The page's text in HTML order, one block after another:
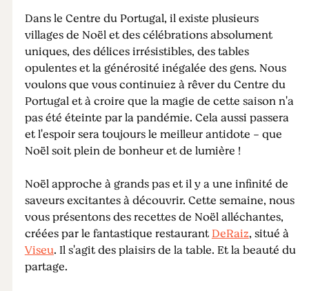
Dans le Centre du Portugal, il existe plusieurs
villages de Noël et des célébrations absolument
uniques, des délices irrésistibles, des tables
opulentes et la générosité inégalée des gens. Nous
voulons que vous continuiez à rêver du Centre du
Portugal et à croire que la magie de cette saison n'a
pas été éteinte par la pandémie. Cela aussi passera
et l'espoir sera toujours le meilleur antidote - que
Noël soit plein de bonheur et de lumière !
Noël approche à grands pas et il y a une infinité de
saveurs excitantes à découvrir. Cette semaine, nous
vous présentons des recettes de Noël alléchantes,
créées par le fantastique restaurantDeRaiz, situé à
Viseu. Il s'agit des plaisirs de la table. Et la beauté du
partage.